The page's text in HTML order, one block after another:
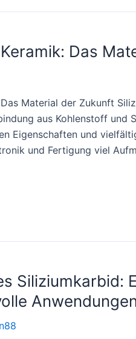
Das
Material der Zukunft
aus Kohlenstoff und
Eigenschaften und
und Fertigung viel
Siliziumkarbid: